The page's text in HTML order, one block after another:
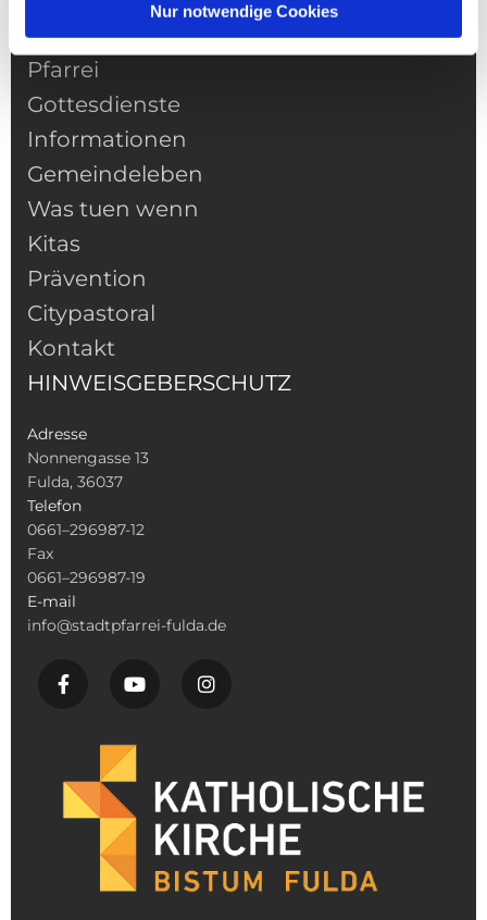
Nur notwendige Cookies
NAVIGATION
Pfarrei
Gottesdienste
Informationen
Gemeindeleben
Was tuen wenn
Kitas
Prävention
Citypastoral
Kontakt
HINWEISGEBERSCHUTZ
Adresse
Nonnengasse 13
Fulda, 36037
Telefon
0661–296987-12
Fax
0661–296987-19
E-mail
info@stadtpfarrei-fulda.de